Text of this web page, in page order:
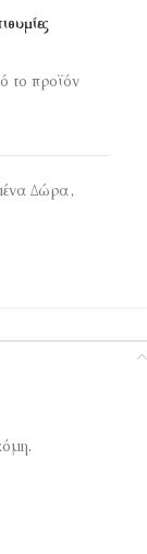
το προϊόν
Δώρα,